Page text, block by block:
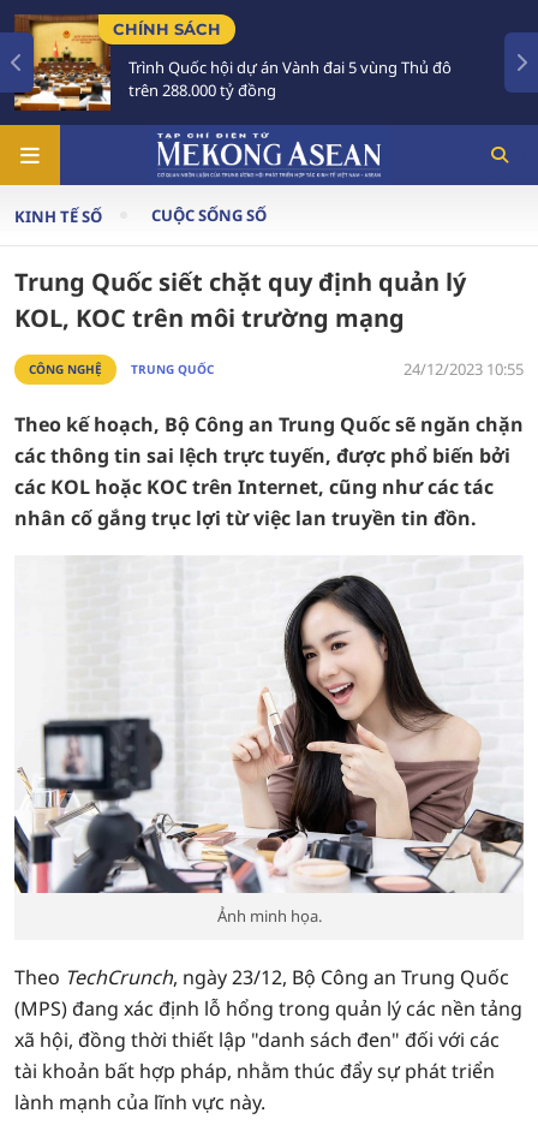
SÁCH
Quốc hội dự án Vành đai 5 vùng Thủ đô
288.000 tỷ đồng
KINH TẾ SỐ CUỘC SỐNG SỐ
Trung Quốc siết chặt quy định quản lý
KOL, KOC trên môi trường mạng
CÔNG NGHỆ TRUNG QUỐC 24/12/2023 10:55
Theo kế hoạch, Bộ Công an Trung Quốc sẽ ngăn chặn
các thông tin sai lệch trực tuyến, được phổ biến bởi
các KOL hoặc KOC trên Internet, cũng như các tác
nhân cố gắng trục lợi từ việc lan truyền tin đồn.
Ảnh minh họa.
Theo TechCrunch, ngày 23/12, Bộ Công an Trung Quốc
(MPS) đang xác định lỗ hổng trong quản lý các nền tảng
xã hội, đồng thời thiết lập "danh sách đen" đối với các
tài khoản bất hợp pháp, nhằm thúc đẩy sự phát triển
lành mạnh của lĩnh vực này.